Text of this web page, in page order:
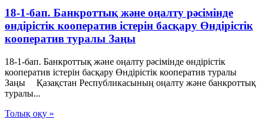
18-1-бап. Банкроттық және оңалту рәсімінде
өндірістік кооператив iстерiн басқару Өндiрiстiк
кооператив туралы Заңы
18-1-бап. Банкроттық және оңалту рәсімінде өндірістік
кооператив iстерiн басқару Өндiрiстiк кооператив туралы
Заңы Қазақстан Республикасының оңалту және банкроттық
туралы...
Толық оқу »